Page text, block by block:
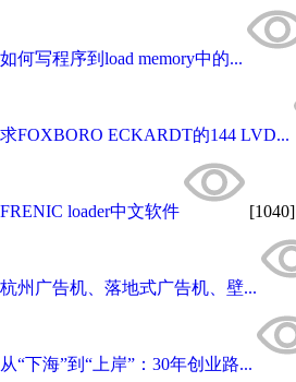
如何写程序到load memory中的...
求FOXBORO ECKARDT的144 LVD...
FRENIC loader中文软件 [1040]
杭州广告机、落地式广告机、壁...
从“下海”到“上岸”：30年创业路...